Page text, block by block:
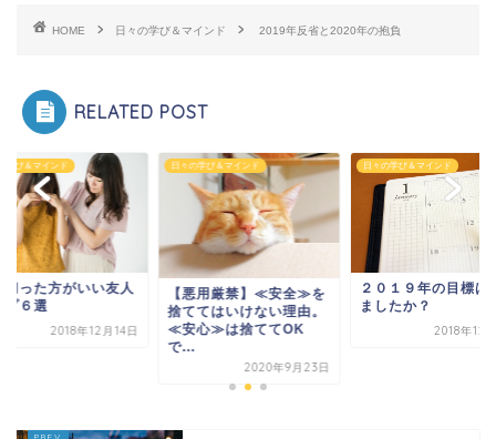
HOME 日々の学び＆マインド 2019年反省と2020年の抱負
RELATED POST
学び＆マインド
切った方がいい友人
プ６選
2018年12月14日
日々の学び＆マインド
【悪用厳禁】≪安全≫を
捨ててはいけない理由。
≪安心≫は捨ててOK
で...
2020年9月23日
日々の学び＆マインド
２０１９年の目標は
ましたか？
2018年12